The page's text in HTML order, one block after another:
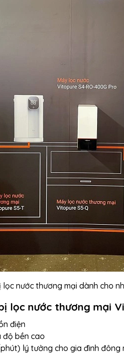
nước thương mại dành cho
lọc nước thương mại
điện
độ bền cao
lý tưởng cho gia đình